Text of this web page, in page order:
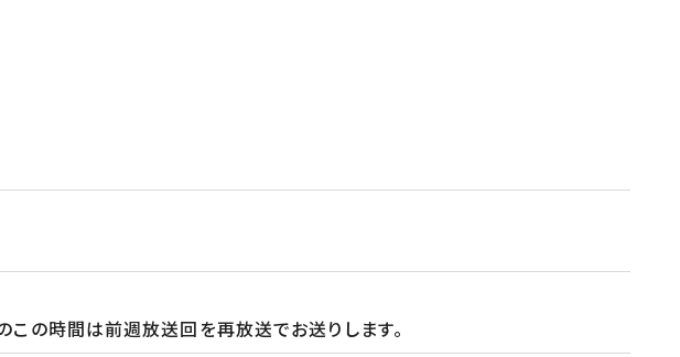
この時間は前週放送回を再放送でお送りします。